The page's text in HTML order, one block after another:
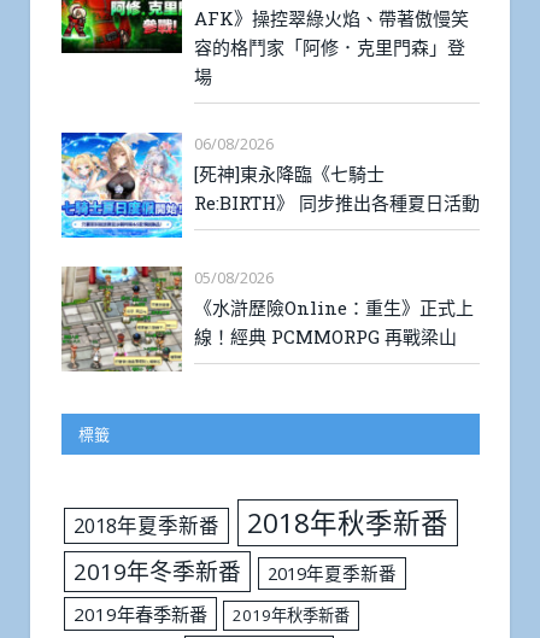
AFK》操控翠綠火焰、帶著傲慢笑
容的格鬥家「阿修．克里門森」登
場
06/08/2026
[死神]東永降臨《七騎士
Re:BIRTH》 同步推出各種夏日活動
05/08/2026
《水滸歷險Online：重生》正式上
線！經典 PCMMORPG 再戰梁山
標籤
2018年夏季新番 2018年秋季新番
2019年冬季新番
2019年夏季新番
2019年春季新番
2019年秋季新番